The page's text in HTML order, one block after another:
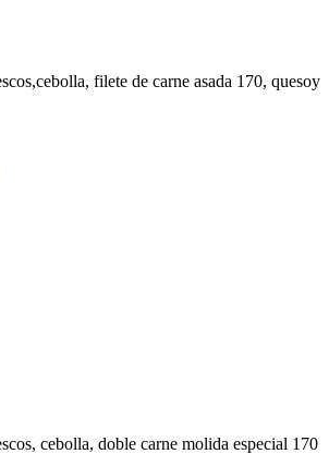
filete de carne asada 170, quesoy
cebolla, doble carne molida especial 170